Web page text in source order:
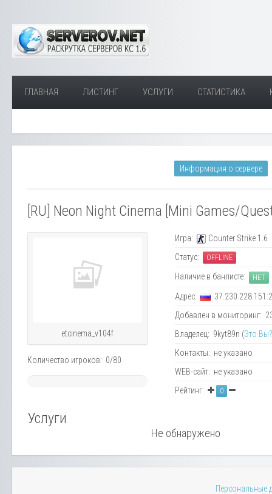
ГЛАВНАЯ ЛИСТИНГ УСЛУГИ СТАТИСТИКА
Информация о сервере
[RU] Neon Night Cinema [Mini Games/
etcinema_v104f
Количество игроков: 0/80
Игра:
Counter Strike 1.6
Статус:
OFFLINE
Наличие в банлисте: НЕТ
Адрес:
Добавлен в мониторинг:
Владелец: 9kyt89n (Это Вы?
Контакты: не указано
WEB-сайт: не указано
Рейтинг:
0
Услуги
Не обнаружено
Персональные